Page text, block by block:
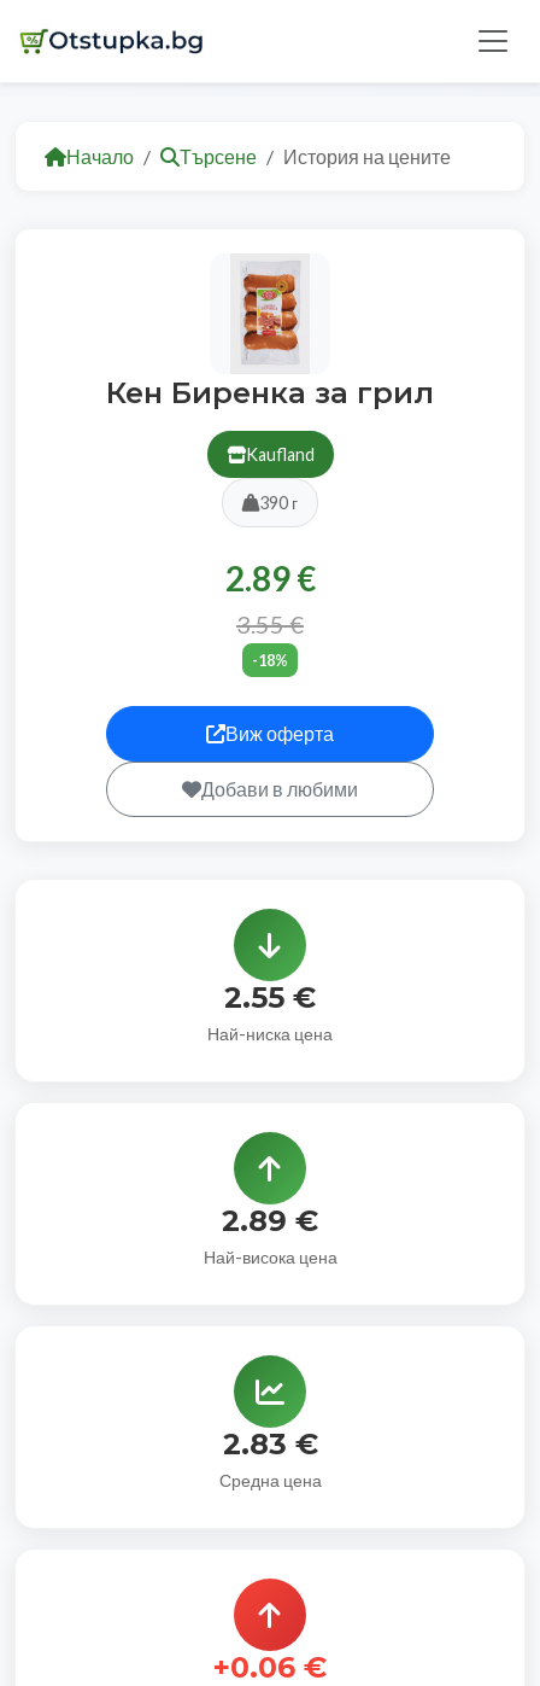
Начало Търсене История на цените
Кен Биренка за грил
Kaufland
390 г
2.89 €
3.55 €
-18%
Виж оферта
Добави в любими
2.55 €
Най-ниска цена
2.89 €
Най-висока цена
2.83 €
Средна цена
+0.06 €